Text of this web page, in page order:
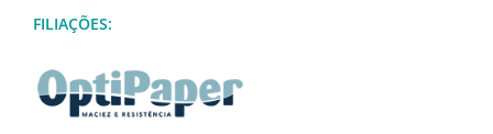
FILIAÇÕES: